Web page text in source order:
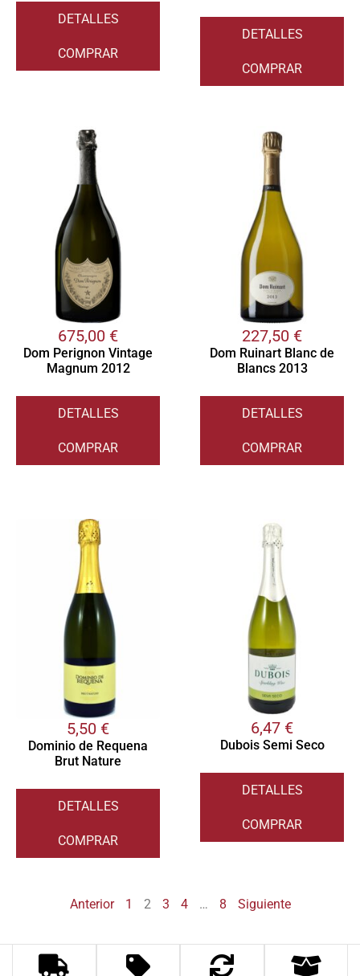
DETALLES
COMPRAR
DETALLES
COMPRAR
675,00 €
Dom Perignon Vintage
Magnum 2012
DETALLES
COMPRAR
227,50 €
Dom Ruinart Blanc de
Blancs 2013
DETALLES
COMPRAR
5,50 €
Dominio de Requena
Brut Nature
DETALLES
COMPRAR
6,47 €
Dubois Semi Seco
DETALLES
COMPRAR
Anterior 1 2 3 4 … 8 Siguiente